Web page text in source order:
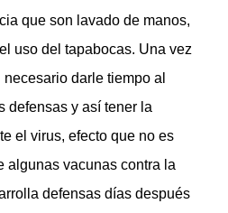
que son lavado de manos,
uso del tapabocas. Una vez
darle tiempo al
defensas y así tener la
el virus, efecto que no es
algunas vacunas contra la
defensas días después